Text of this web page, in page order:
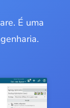
É uma